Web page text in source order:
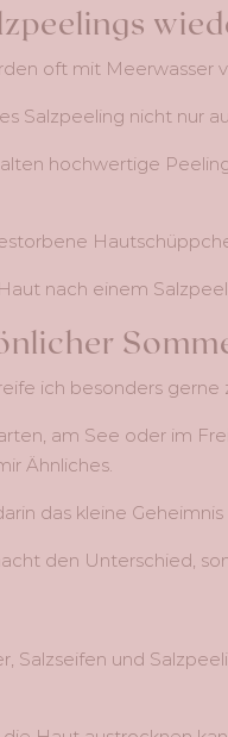
oft mit Meerwasser
Salzpeeling nicht nur
hochwertige
nach einem
ich besonders gerne
am See oder im
Ähnliches.
das kleine
den Unterschied,
Salzseifen und